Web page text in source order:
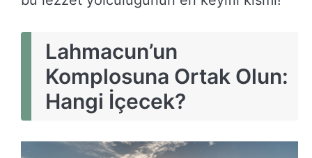
Lahmacun’un
Komplosuna Ortak Olun:
Hangi İçecek?